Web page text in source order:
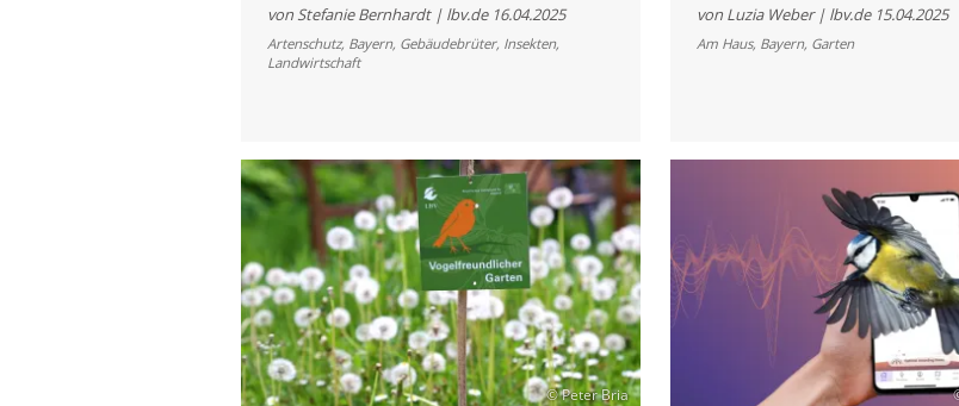
und
Naturland:
auf
Biohöfen
von Stefanie Bernhardt | lbv.de 16.04.2025
Artenschutz, Bayern, Gebäudebrüter, Insekten,
Landwirtschaft
Mai:
weniger
erleben
von Luzia Weber | lbv.de 15.04.2025
Am Haus, Bayern, Garten
© Peter Bria